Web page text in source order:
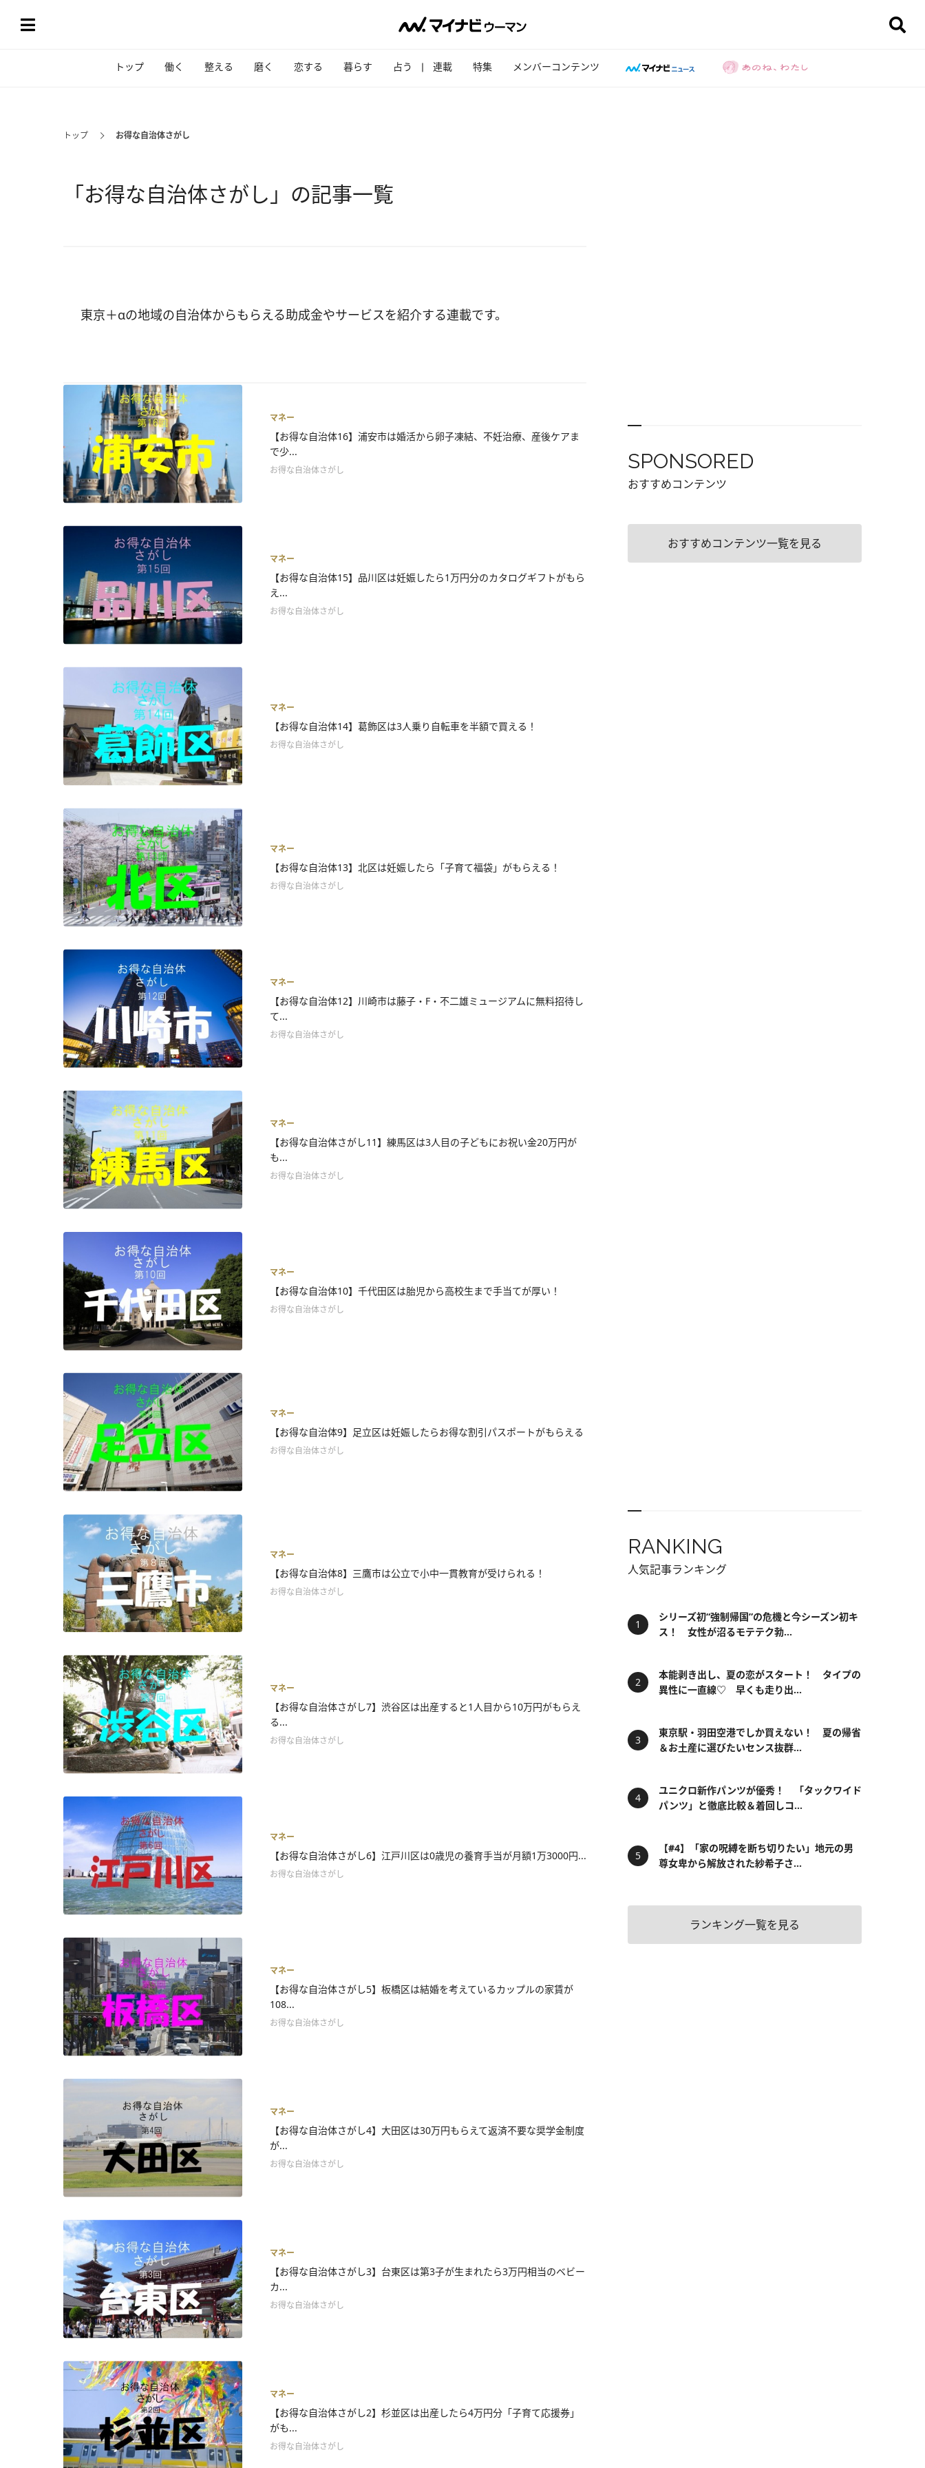
トップ 働く 整える 磨く 恋する 暮らす 占う 連載 特集 メンバーコンテンツ
トップ お得な自治体さがし
「お得な自治体さがし」の記事一覧
東京＋αの地域の自治体からもらえる助成金やサービスを紹介する連載です。
マネー
【お得な自治体16】浦安市は婚活から卵子凍結、不妊治療、産後ケアま
で少...
お得な自治体さがし
マネー
【お得な自治体15】品川区は妊娠したら1万円分のカタログギフトがもら
え...
お得な自治体さがし
マネー
【お得な自治体14】葛飾区は3人乗り自転車を半額で買える！
お得な自治体さがし
マネー
【お得な自治体13】北区は妊娠したら「子育て福袋」がもらえる！
お得な自治体さがし
マネー
【お得な自治体12】川崎市は藤子・F・不二雄ミュージアムに無料招待し
て...
お得な自治体さがし
マネー
【お得な自治体さがし11】練馬区は3人目の子どもにお祝い金20万円が
も...
お得な自治体さがし
マネー
【お得な自治体10】千代田区は胎児から高校生まで手当てが厚い！
お得な自治体さがし
マネー
【お得な自治体9】足立区は妊娠したらお得な割引パスポートがもらえる
お得な自治体さがし
マネー
【お得な自治体8】三鷹市は公立で小中一貫教育が受けられる！
お得な自治体さがし
マネー
【お得な自治体さがし7】渋谷区は出産すると1人目から10万円がもらえ
る...
お得な自治体さがし
マネー
【お得な自治体さがし6】江戸川区は0歳児の養育手当が月額1万3000円...
お得な自治体さがし
マネー
【お得な自治体さがし5】板橋区は結婚を考えているカップルの家賃が
108...
お得な自治体さがし
マネー
【お得な自治体さがし4】大田区は30万円もらえて返済不要な奨学金制度
が...
お得な自治体さがし
マネー
【お得な自治体さがし3】台東区は第3子が生まれたら3万円相当のベビー
カ...
お得な自治体さがし
マネー
【お得な自治体さがし2】杉並区は出産したら4万円分「子育て応援券」
がも...
お得な自治体さがし
SPONSORED
おすすめコンテンツ
おすすめコンテンツ一覧を見る
RANKING
人気記事ランキング
シリーズ初“強制帰国”の危機と今シーズン初キ
ス！ 女性が沼るモテテク勃...
本能剥き出し、夏の恋がスタート！ タイプの
異性に一直線♡ 早くも走り出...
東京駅・羽田空港でしか買えない！ 夏の帰省
＆お土産に選びたいセンス抜群...
ユニクロ新作パンツが優秀！ 「タックワイド
パンツ」と徹底比較＆着回しコ...
【#4】「家の呪縛を断ち切りたい」地元の男
尊女卑から解放された紗希子さ...
ランキング一覧を見る